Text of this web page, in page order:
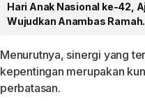
Hari Anak Nasional ke-42,
Wujudkan Anambas Ramah
Menurutnya, sinergi yang
kepentingan merupakan
perbatasan.